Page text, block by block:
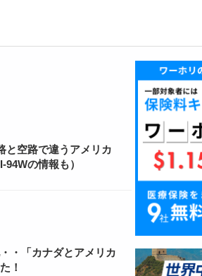
と空路で違うアメリカ
の情報も）
・「カナダとアメリカ
！